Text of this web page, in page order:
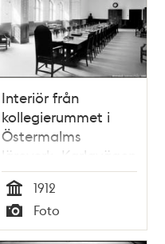
Interiör från
kollegierummet i
Östermalms
läroverk, Karlavägen
Tid
1912
Typ
Foto